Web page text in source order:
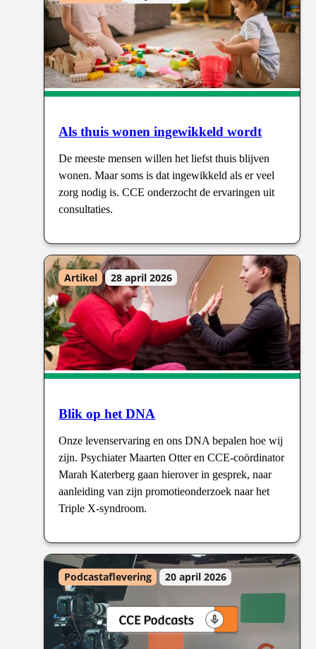
Als thuis wonen ingewikkeld wordt
De meeste mensen willen het liefst thuis blijven
wonen. Maar soms is dat ingewikkeld als er veel
zorg nodig is. CCE onderzocht de ervaringen uit
consultaties.
Blik op het DNA
Onze levenservaring en ons DNA bepalen hoe wij
zijn. Psychiater Maarten Otter en CCE-coördinator
Marah Katerberg gaan hierover in gesprek, naar
aanleiding van zijn promotieonderzoek naar het
Triple X-syndroom.
Artikel 28 april 2026
Podcastaflevering 20 april 2026